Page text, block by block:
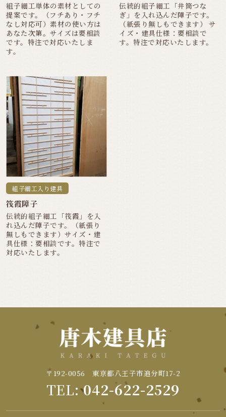
組子細工単体の素材としての
提案です。（フチあり・フチ
なし対応可）素材の使い方は
あなた次第。サイズは要相談
です。特注で対応いたしま
す。
伝統的組子細工「井筒つな
ぎ」を入れ込んだ障子です。
（紙張り無しもできます） サ
イズ・建具仕様：要相談で
す。特注で対応いたします。
組子細工入り建具
筏霞障子
伝統的組子細工「筏霞」を入
れ込んだ障子です。（紙張り
無しもできます）サイズ・建
具仕様：要相談です。特注で
対応いたします。
〒192-0056 東京都八王子市追分町17-2
TEL:042-622-2529